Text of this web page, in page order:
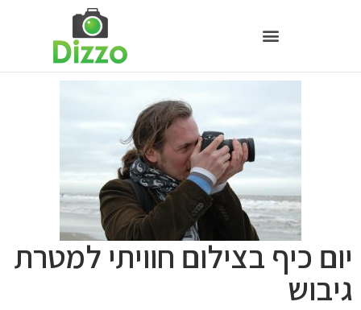
יום כיף בצילום חוויתי למטרת
גיבוש